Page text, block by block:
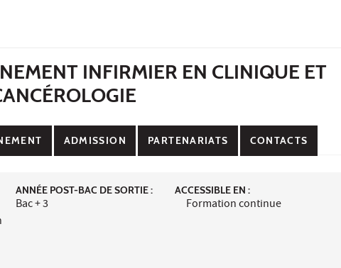
INFIRMIER EN CLINIQUE ET
ADMISSION PARTENARIATS CONTACTS
ANNÉE POST-BAC DE SORTIE :
Bac + 3
ACCESSIBLE EN :
Formation continue